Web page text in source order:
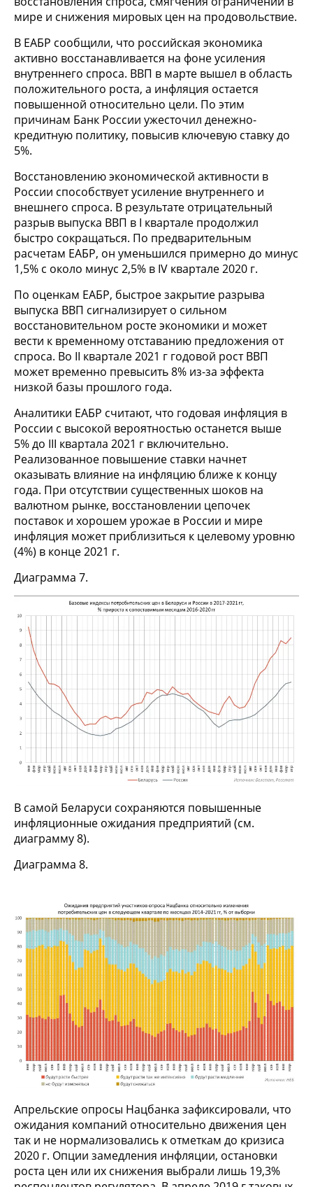
мире и снижения мировых цен на продовольствие.
В ЕАБР сообщили, что российская экономика
активно восстанавливается на фоне усиления
внутреннего спроса. ВВП в марте вышел в область
положительного роста, а инфляция остается
повышенной относительно цели. По этим
причинам Банк России ужесточил денежно-
кредитную политику, повысив ключевую ставку до
5%.
Восстановлению экономической активности в
России способствует усиление внутреннего и
внешнего спроса. В результате отрицательный
разрыв выпуска ВВП в I квартале продолжил
быстро сокращаться. По предварительным
расчетам ЕАБР, он уменьшился примерно до минус
1,5% с около минус 2,5% в IV квартале 2020 г.
По оценкам ЕАБР, быстрое закрытие разрыва
выпуска ВВП сигнализирует о сильном
восстановительном росте экономики и может
вести к временному отставанию предложения от
спроса. Во II квартале 2021 г годовой рост ВВП
может временно превысить 8% из-за эффекта
низкой базы прошлого года.
Аналитики ЕАБР считают, что годовая инфляция в
России с высокой вероятностью останется выше
5% до III квартала 2021 г включительно.
Реализованное повышение ставки начнет
оказывать влияние на инфляцию ближе к концу
года. При отсутствии существенных шоков на
валютном рынке, восстановлении цепочек
поставок и хорошем урожае в России и мире
инфляция может приблизиться к целевому уровню
(4%) в конце 2021 г.
Диаграмма 7.
В самой Беларуси сохраняются повышенные
инфляционные ожидания предприятий (см.
диаграмму 8).
Диаграмма 8.
Апрельские опросы Нацбанка зафиксировали, что
ожидания компаний относительно движения цен
так и не нормализовались к отметкам до кризиса
2020 г. Опции замедления инфляции, остановки
роста цен или их снижения выбрали лишь 19,3%